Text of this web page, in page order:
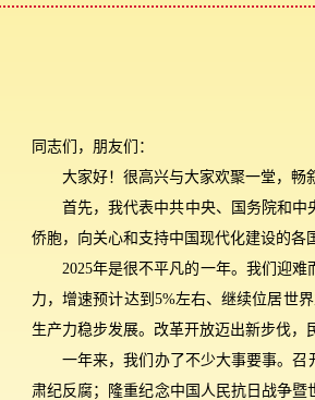
同志们，朋友们：
大家好！很高兴与大家欢聚一堂，畅
首先，我代表中共中央、国务院和
侨胞，向关心和支持中国现代化建设的各
2025年是很不平凡的一年。我们迎
力，增速预计达到5%左右、继续位居世
生产力稳步发展。改革开放迈出新步伐，
一年来，我们办了不少大事要事。
肃纪反腐；隆重纪念中国人民抗日战争